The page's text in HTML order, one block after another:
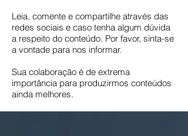
Leia, comente e compartilhe através das
redes sociais e caso tenha algum dúvida
a respeito do conteúdo. Por favor, sinta-se
a vontade para nos informar.
Sua colaboração é de extrema
importância para produzirmos conteúdos
ainda melhores.